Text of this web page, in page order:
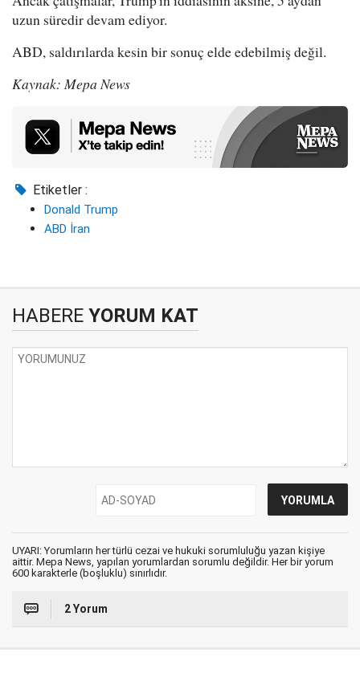
uzun süredir devam ediyor.
ABD, saldırılarda kesin bir sonuç elde edebilmiş değil.
Kaynak: Mepa News
Etiketler :
Donald Trump
ABD İran
HABERE YORUM KAT
UYARI: Yorumların her türlü cezai ve hukuki sorumluluğu yazan kişiye
aittir. Mepa News, yapılan yorumlardan sorumlu değildir. Her bir yorum
600 karakterle (boşluklu) sınırlıdır.
2 Yorum